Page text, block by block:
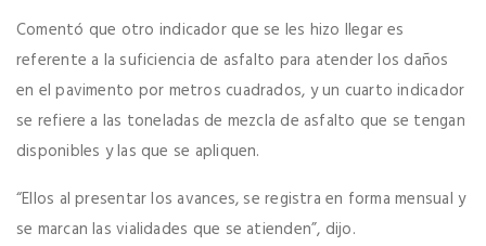
Comentó que otro indicador que se les hizo llegar es
referente a la suficiencia de asfalto para atender los daños
en el pavimento por metros cuadrados, y un cuarto indicador
se refiere a las toneladas de mezcla de asfalto que se tengan
disponibles y las que se apliquen.
“Ellos al presentar los avances, se registra en forma mensual y
se marcan las vialidades que se atienden”, dijo.